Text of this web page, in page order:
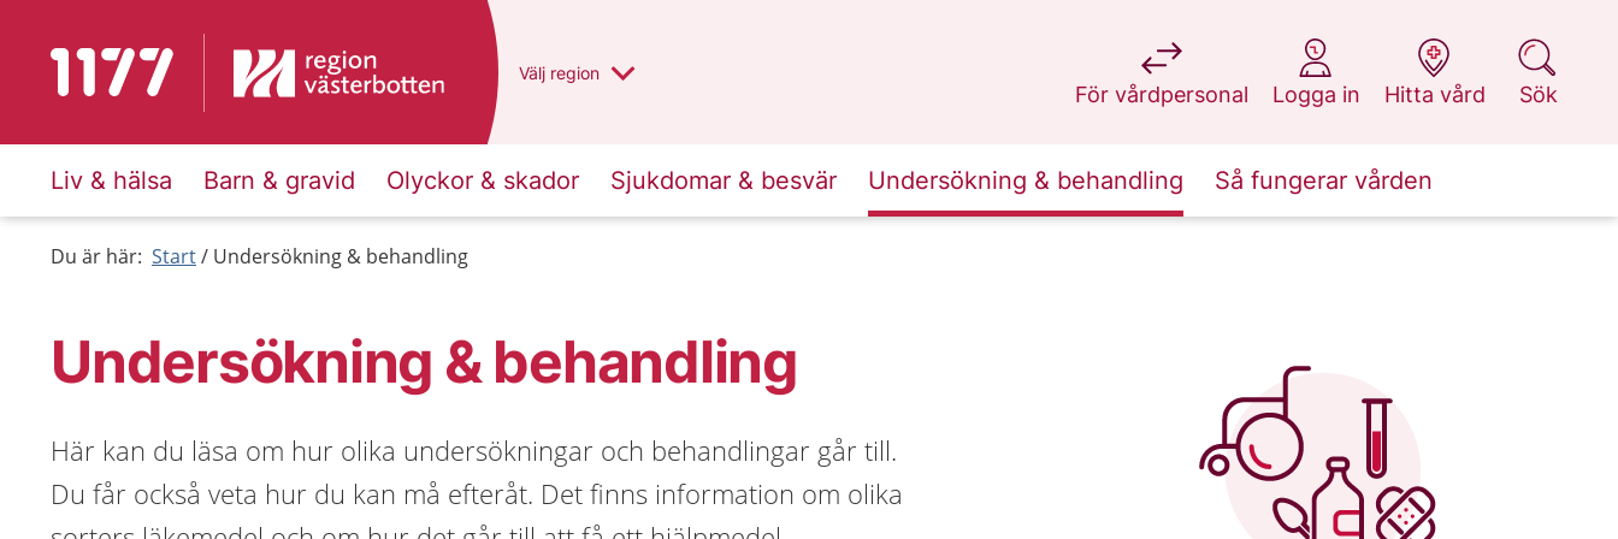
Till startsidan för 1177 Du har valt region
Välj en annan
region
För vårdpersonal
på 1177.se
Logga in
på 1177.se
Hitta vård
på 1177.se
Sök
på 1177.se
Liv & hälsa Barn & gravid Olyckor & skador Sjukdomar & besvär Undersökning & behandling Så fungerar vården
Du är här: Start Undersökning & behandling
Undersökning & behandling
Här kan du läsa om hur olika undersökningar och behandlingar går till.
Du får också veta hur du kan må efteråt. Det finns information om olika